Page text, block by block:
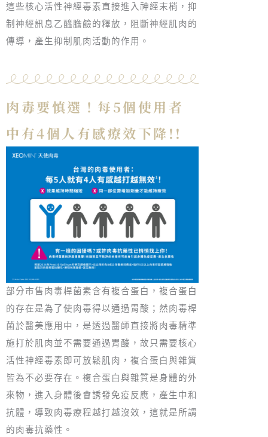
這些核心活性神經毒素直接進入神經末梢，抑
制神經訊息乙醯膽鹼的釋放，阻斷神經肌肉的
傳導，產生抑制肌肉活動的作用。
肉毒要慎選！每5個使用者
中有4個人有感療效下降!!
部分市售肉毒桿菌素含有複合蛋白，複合蛋白
的存在是為了使肉毒得以通過胃酸；然肉毒桿
菌於醫美應用中，是透過醫師直接將肉毒精準
施打於肌肉並不需要通過胃酸，故只需要核心
活性神經毒素即可放鬆肌肉，複合蛋白與雜質
皆為不必要存在。複合蛋白與雜質是身體的外
來物，進入身體後會誘發免疫反應，產生中和
抗體，導致肉毒療程越打越沒效，這就是所謂
的肉毒抗藥性。